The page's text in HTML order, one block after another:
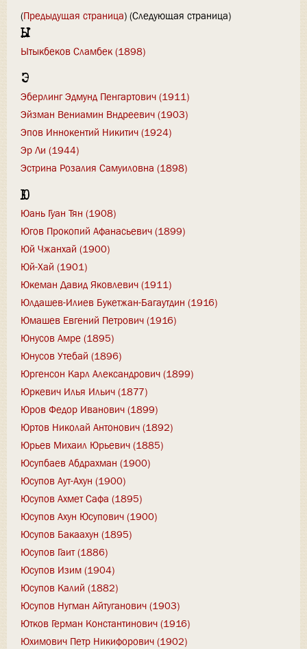
(Предыдущая страница) (Следующая страница)
Ы
Ытыкбеков Сламбек (1898)
Э
Эберлинг Эдмунд Пенгартович (1911)
Эйзман Вениамин Вндреевич (1903)
Эпов Иннокентий Никитич (1924)
Эр Ли (1944)
Эстрина Розалия Самуиловна (1898)
Ю
Юань Гуан Тян (1908)
Югов Прокопий Афанасьевич (1899)
Юй Чжанхай (1900)
Юй-Хай (1901)
Юкеман Давид Яковлевич (1911)
Юлдашев-Илиев Букетжан-Багаутдин (1916)
Юмашев Евгений Петрович (1916)
Юнусов Амре (1895)
Юнусов Утебай (1896)
Юргенсон Карл Александрович (1899)
Юркевич Илья Ильич (1877)
Юров Федор Иванович (1899)
Юртов Николай Антонович (1892)
Юрьев Михаил Юрьевич (1885)
Юсупбаев Абдрахман (1900)
Юсупов Аут-Ахун (1900)
Юсупов Ахмет Сафа (1895)
Юсупов Ахун Юсупович (1900)
Юсупов Бакаахун (1895)
Юсупов Гаит (1886)
Юсупов Изим (1904)
Юсупов Калий (1882)
Юсупов Нугман Айтуганович (1903)
Ютков Герман Константинович (1916)
Юхимович Петр Никифорович (1902)